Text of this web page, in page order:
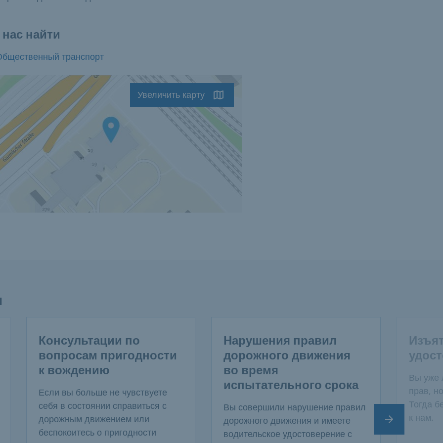
нас найти
транспорт
Увеличить карту
Консультации по
вопросам пригодности
к вождению
Если вы больше не чувствуете
себя в состоянии справиться с
дорожным движением или
беспокоитесь о пригодности
Нарушения правил
дорожного движения
во время
испытательного срока
Вы совершили нарушение правил
дорожного движения и имеете
водительское удостоверение с
Вы уже
прав,
Тогда
к нам.
Следующий